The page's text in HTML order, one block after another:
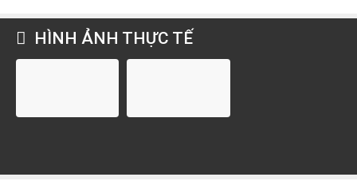
HÌNH ẢNH THỰC TẾ